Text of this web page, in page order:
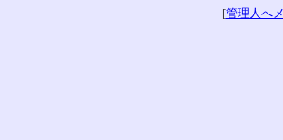
[管理人へ